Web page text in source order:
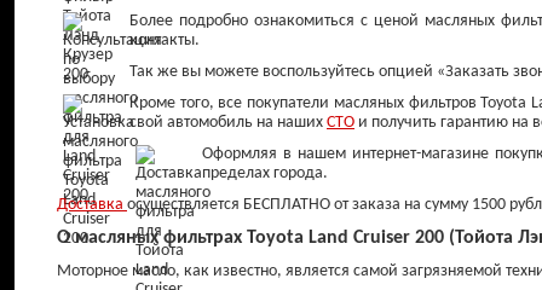
Колодки тормозные
задние
от 900 ₽
Диски
от 1 200 ₽
Более подробно ознакомиться с ценой масляных
контакты.
Так же вы можете воспользуйтесь опцией «Заказать
Кроме того, все покупатели масляных фильтров
свой автомобиль на наших СТО и получить гарантию на
Оформляя в нашем интернет-магазине
пределах города.
Доставка осуществляется БЕСПЛАТНО от заказа на сумму 1500
О масляных фильтрах Toyota Land Cruiser 200 (Тойота
Моторное масло, как известно, является самой загрязняемой